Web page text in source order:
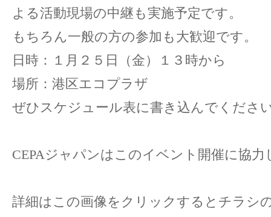
よる活動現場の中継も実施予定です。
もちろん一般の方の参加も大歓迎です。
日時：１月２５日（金）１３時から
場所：港区エコプラザ
ぜひスケジュール表に書き込んでくださ
CEPAジャパンはこのイベント開催に協力
詳細はこの画像をクリックするとチラシ